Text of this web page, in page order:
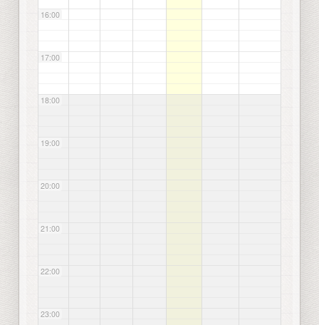
16:00
17:00
18:00
19:00
20:00
21:00
22:00
23:00